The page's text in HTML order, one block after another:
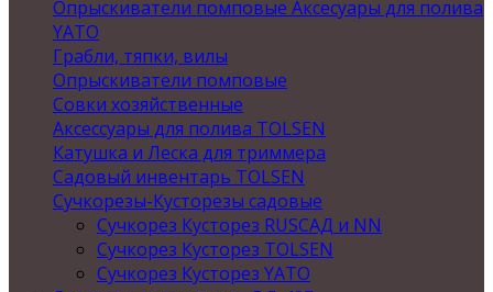
Опрыскиватели помповые Аксесуары для полива
YATO
Грабли, тяпки, вилы
Опрыскиватели помповые
Совки хозяйственные
Аксессуары для полива TOLSEN
Катушка и Леска для триммера
Садовый инвентарь TOLSEN
Сучкорезы-Кусторезы садовые
Сучкорез Кусторез RUSСАД и NN
Сучкорез Кусторез TOLSEN
Сучкорез Кусторез YATO